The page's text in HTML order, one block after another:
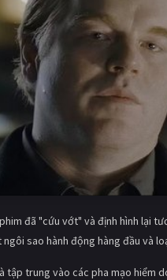
đã "cứu vớt" và định hình lại
sao hành động hàng đầu và
tập trung vào các pha mạo hiểm